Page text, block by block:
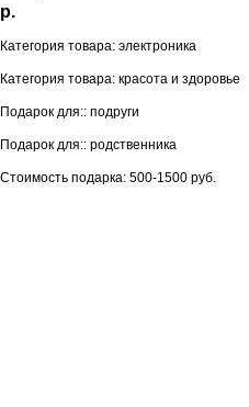
р.
Категория товара: электроника
Категория товара: красота и здоровье
Подарок для:: подруги
Подарок для:: родственника
Стоимость подарка: 500-1500 руб.